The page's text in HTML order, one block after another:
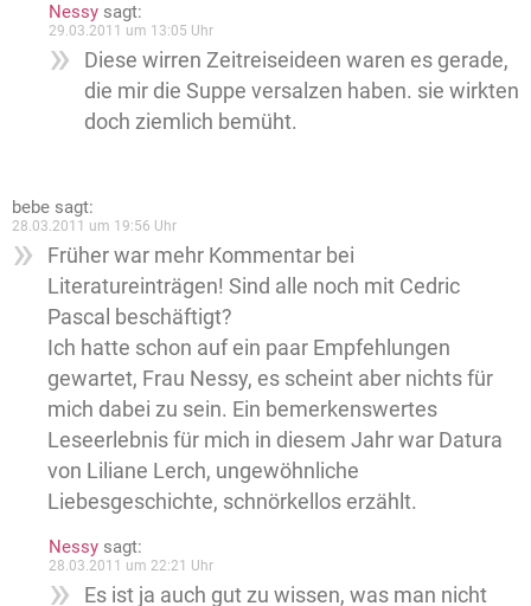
Nessy sagt:
29.03.2011 um 13:05 Uhr
Diese wirren Zeitreiseideen waren es gerade,
die mir die Suppe versalzen haben. sie wirkten
doch ziemlich bemüht.
bebe sagt:
28.03.2011 um 19:56 Uhr
Früher war mehr Kommentar bei
Literatureinträgen! Sind alle noch mit Cedric
Pascal beschäftigt?
Ich hatte schon auf ein paar Empfehlungen
gewartet, Frau Nessy, es scheint aber nichts für
mich dabei zu sein. Ein bemerkenswertes
Leseerlebnis für mich in diesem Jahr war Datura
von Liliane Lerch, ungewöhnliche
Liebesgeschichte, schnörkellos erzählt.
Nessy sagt:
28.03.2011 um 22:21 Uhr
Es ist ja auch gut zu wissen, was man nicht